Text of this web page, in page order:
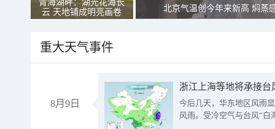
青海湖畔：湖光花海长
云 天地铺成明亮画卷
北京气温创今年来新高 焖蒸
重大天气事件
8月9日
浙江上海等地将承接台
今后几天，华东地区风雨
风雨。受冷空气与台风“白